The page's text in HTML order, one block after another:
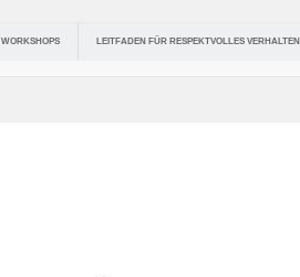
WORKSHOPS LEITFADEN FÜR RESPEKTVOLLES VERHALTEN